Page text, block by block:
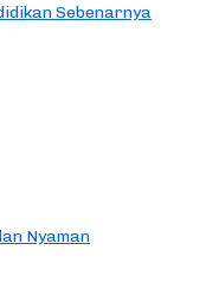
Sebenarnya
Nyaman